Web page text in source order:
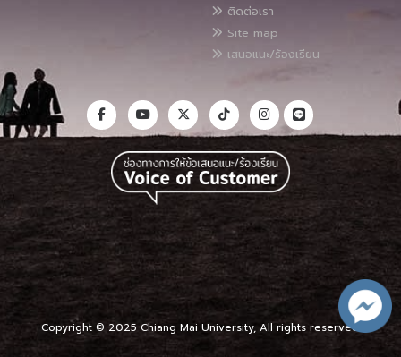
ติดต่อเรา
Site map
เสนอแนะ/ร้องเรียน
Copyright © 2025 Chiang Mai University, All rights reserved.